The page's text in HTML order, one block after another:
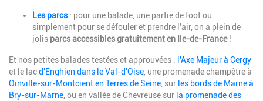
Les parcs: pour une balade, une partie de foot ou
simplement pour se défouler et prendre l'air, on a plein de
jolis parcs accessibles gratuitement en Ile-de-France!
Et nos petites balades testées et approuvées : l'Axe Majeur à Cergy
et le lacd'Enghien dans le Val-d'Oise , une promenade champêtre à
Oinville-sur-Montcient en Terres de Seine , sur les bords de Marne à
Bry-sur-Marne , ou en vallée de Chevreuse sur la promenade des